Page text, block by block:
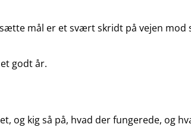
mål er et svært skridt på vejen mod
godt år.
og kig så på, hvad der fungerede, og